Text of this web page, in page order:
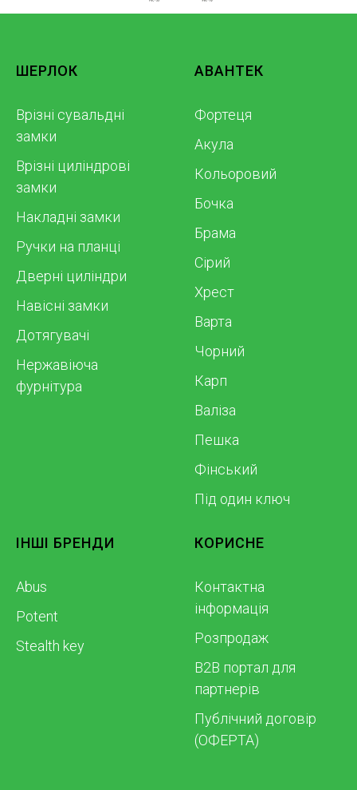
ШЕРЛОК
Врізні сувальдні
замки
Врізні циліндрові
замки
Накладні замки
Ручки на планці
Дверні циліндри
Навісні замки
Дотягувачі
Нержавіюча
фурнітура
АВАНТЕК
Фортеця
Акула
Кольоровий
Бочка
Брама
Сірий
Хрест
Варта
Чорний
Карп
Валіза
Пешка
Фінський
Під один ключ
ІНШІ БРЕНДИ
Abus
Potent
Stealth key
КОРИСНЕ
Контактна
інформація
Розпродаж
B2B портал для
партнерів
Публічний договір
(ОФЕРТА)